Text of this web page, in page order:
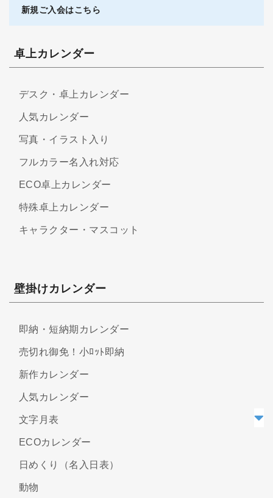
新規ご入会はこちら
卓上カレンダー
デスク・卓上カレンダー
人気カレンダー
写真・イラスト入り
フルカラー名入れ対応
ECO卓上カレンダー
特殊卓上カレンダー
キャラクター・マスコット
壁掛けカレンダー
即納・短納期カレンダー
売切れ御免！小ﾛｯﾄ即納
新作カレンダー
人気カレンダー
文字月表
ECOカレンダー
日めくり（名入日表）
動物